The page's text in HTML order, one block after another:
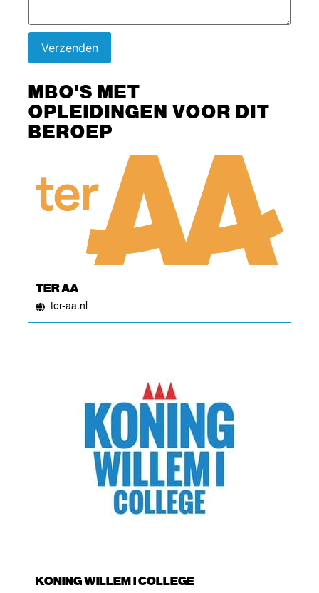
Verzenden
MBO'S MET
OPLEIDINGEN VOOR DIT
BEROEP
TER AA
ter-aa.nl
KONING WILLEM I COLLEGE